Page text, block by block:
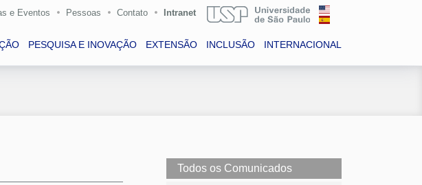
e Eventos Pessoas Contato Intranet
PESQUISA E INOVAÇÃO EXTENSÃO INCLUSÃO INTERNACIONAL
Todos os Comunicados